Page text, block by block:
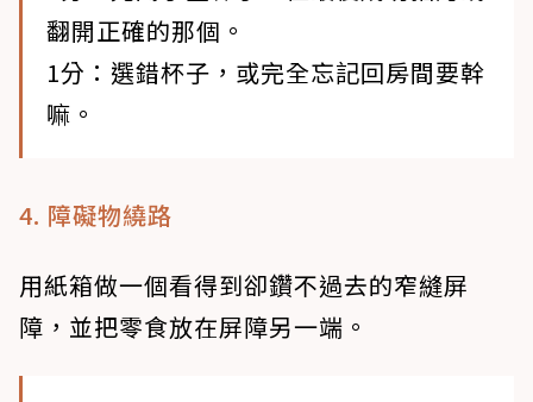
翻開正確的那個。
1分：選錯杯子，或完全忘記回房間要幹
嘛。
4. 障礙物繞路
用紙箱做一個看得到卻鑽不過去的窄縫屏
障，並把零食放在屏障另一端。